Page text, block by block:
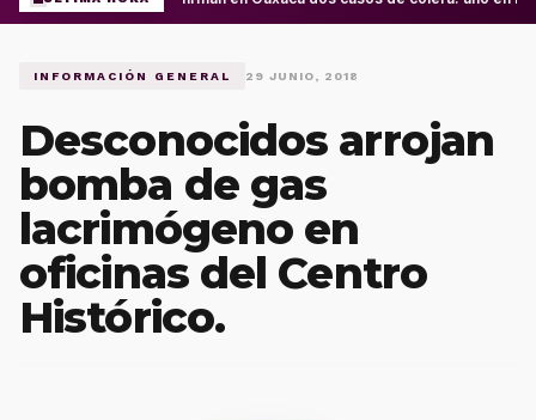
INFORMACIÓN GENERAL 29 JUNIO, 2018
Desconocidos arrojan
bomba de gas
lacrimógeno en
oficinas del Centro
Histórico.